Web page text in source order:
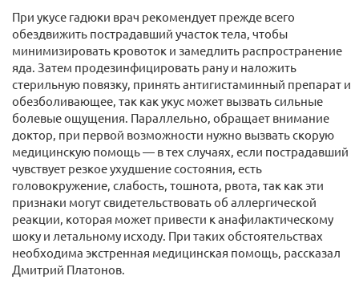
При укусе гадюки врач рекомендует прежде всего
обездвижить пострадавший участок тела, чтобы
минимизировать кровоток и замедлить распространение
яда. Затем продезинфицировать рану и наложить
стерильную повязку, принять антигистаминный препарат и
обезболивающее, так как укус может вызвать сильные
болевые ощущения. Параллельно, обращает внимание
доктор, при первой возможности нужно вызвать скорую
медицинскую помощь — в тех случаях, если пострадавший
чувствует резкое ухудшение состояния, есть
головокружение, слабость, тошнота, рвота, так как эти
признаки могут свидетельствовать об аллергической
реакции, которая может привести к анафилактическому
шоку и летальному исходу. При таких обстоятельствах
необходима экстренная медицинская помощь, рассказал
Дмитрий Платонов.